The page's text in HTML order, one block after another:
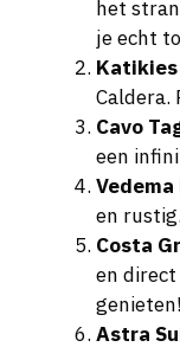
je echt
Caldera.
Cavo
een
en
Costa
en
Astra
uitzicht